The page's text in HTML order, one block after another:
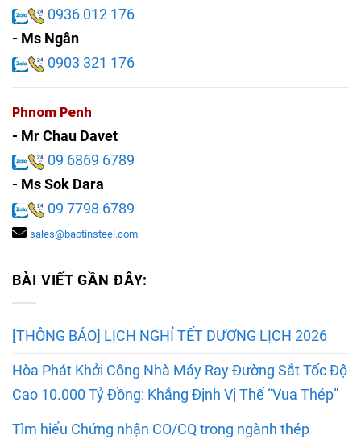
0936 012 176
- Ms Ngân
0903 321 176
Phnom Penh
- Mr Chau Davet
09 6869 6789
- Ms Sok Dara
09 7798 6789
sales@baotinsteel.com
BÀI VIẾT GẦN ĐÂY:
[THÔNG BÁO] LỊCH NGHỈ TẾT DƯƠNG LỊCH 2026
Hòa Phát Khởi Công Nhà Máy Ray Đường Sắt Tốc Độ
Cao 10.000 Tỷ Đồng: Khẳng Định Vị Thế “Vua Thép”
Tìm hiểu Chứng nhận CO/CQ trong ngành thép